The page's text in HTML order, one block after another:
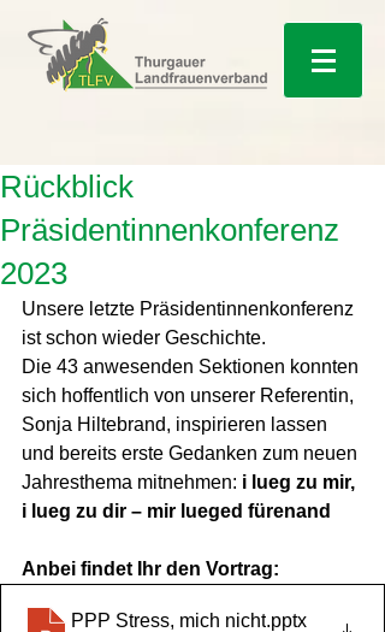
Rückblick
Präsidentinnenkonferenz
2023
Unsere letzte Präsidentinnenkonferenz
ist schon wieder Geschichte.
Die 43 anwesenden Sektionen konnten
sich hoffentlich von unserer Referentin,
Sonja Hiltebrand, inspirieren lassen
und bereits erste Gedanken zum neuen
Jahresthema mitnehmen: i lueg zu mir,
i lueg zu dir – mir lueged fürenand
Anbei findet Ihr den Vortrag:
PPP Stress, mich nicht.pptx